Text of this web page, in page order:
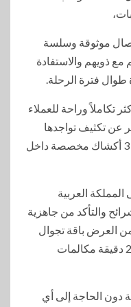
موثوقة وسلسة
ذويهم والاستفادة
فترة الرحلة.
تكاملاً وراحة للعملاء
تكثيف تواجدها
داخل مطار القاهرة الدولي من خلال 3 أكشاك مخصصة داخل
العربية
والتأكد من جاهزية
العرض باقة تجوال
بسعة 80 جيجابايت، بالإضافة إلى 200 دقيقة مكالمات
دون الحاجة إلى أي